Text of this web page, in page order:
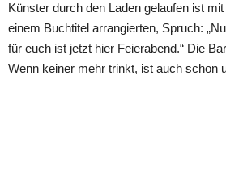
Künster durch den Laden gelaufen ist
einem Buchtitel arrangierten, Spruch:
für euch ist jetzt hier Feierabend.“ Die
Wenn keiner mehr trinkt, ist auch schon